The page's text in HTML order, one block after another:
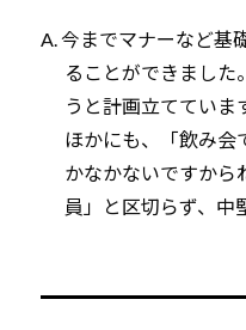
A. 今までマナーなど基
ることができまし
うと計画立てていま
ほかにも、「飲み会
かなかないですから
員」と区切らず、中